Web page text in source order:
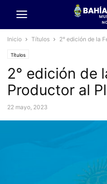
Inicio Títulos 2° edición de la
Títulos
2° edición de
Productor al
22 mayo, 2023